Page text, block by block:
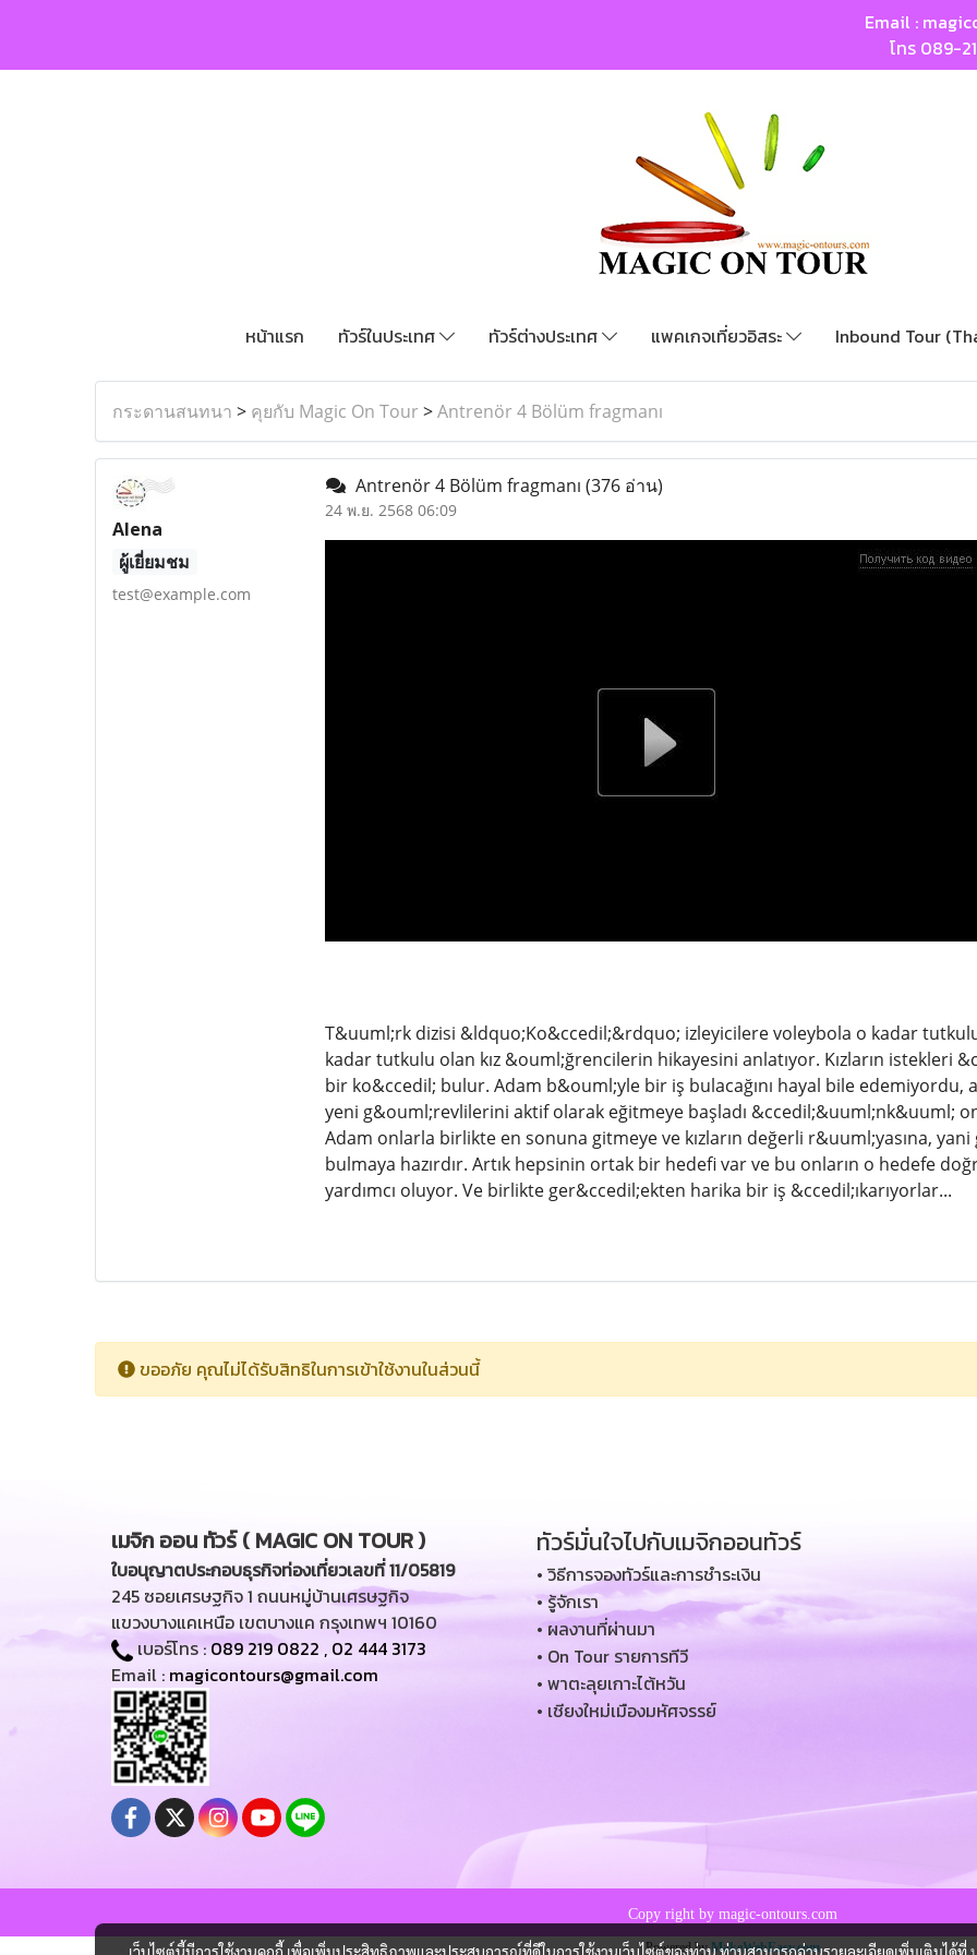
Email :
โทร 089-
หน้าแรก ทัวร์ในประเทศ ทัวร์ต่างประเทศ แพคเกจเที่ยวอิสระ Inbound Tour
กระดานสนทนา > คุยกับ Magic On Tour >Antrenör 4 Bölüm fragmanı
Alena
ผู้เยี่ยมชม
test@example.com
Antrenör 4 Bölüm fragmanı (376 อ่าน)
24 พ.ย. 2568 06:09
T&uuml;rk dizisi &ldquo;Ko&ccedil;&rdquo; izleyicilere voleybola o kadar
kadar tutkulu olan kız &ouml;ğrencilerin hikayesini anlatıyor. Kızların istekleri
bir ko&ccedil; bulur. Adam b&ouml;yle bir iş bulacağını hayal bile
yeni g&ouml;revlilerini aktif olarak eğitmeye başladı &ccedil;&uuml;nk&uuml;
Adam onlarla birlikte en sonuna gitmeye ve kızların değerli r&uuml;yasına,
bulmaya hazırdır. Artık hepsinin ortak bir hedefi var ve bu onların o hedefe
yardımcı oluyor. Ve birlikte ger&ccedil;ekten harika bir iş &ccedil;ıkarıyorlar...
ขออภัย คุณไม่ได้รับสิทธิในการเข้าใช้งานในส่วนนี้
เมจิก ออน ทัวร์ ( MAGIC ON TOUR )
ใบอนุญาตประกอบธุรกิจท่องเที่ยวเลขที่ 11/05819
245 ซอยเศรษฐกิจ 1 ถนนหมู่บ้านเศรษฐกิจ
แขวงบางแคเหนือ เขตบางแค กรุงเทพฯ 10160
เบอร์โทร :089 219 0822 , 02 444 3173
Email : magicontours@gmail.com
ทัวร์มั่นใจไปกับเมจิกออนทัวร์
• วิธีการจองทัวร์และการชำระเงิน
• รู้จักเรา
• ผลงานที่ผ่านมา
• On Tour รายการทีวี
• พาตะลุยเกาะไต้หวัน
• เชียงใหม่เมืองมหัศจรรย์
Copy right by magic-ontours.com
Powered byMakeWebEasy.com